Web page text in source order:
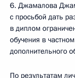
6. Джамалова
с просьбой дать
в диплом
обучения в
дополнительного
По результатам